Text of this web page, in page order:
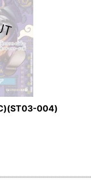
C)(ST03-004)